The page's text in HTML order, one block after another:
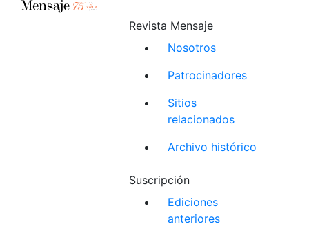
Revista Mensaje
Nosotros
Patrocinadores
Sitios
relacionados
Archivo histórico
Suscripción
Ediciones
anteriores